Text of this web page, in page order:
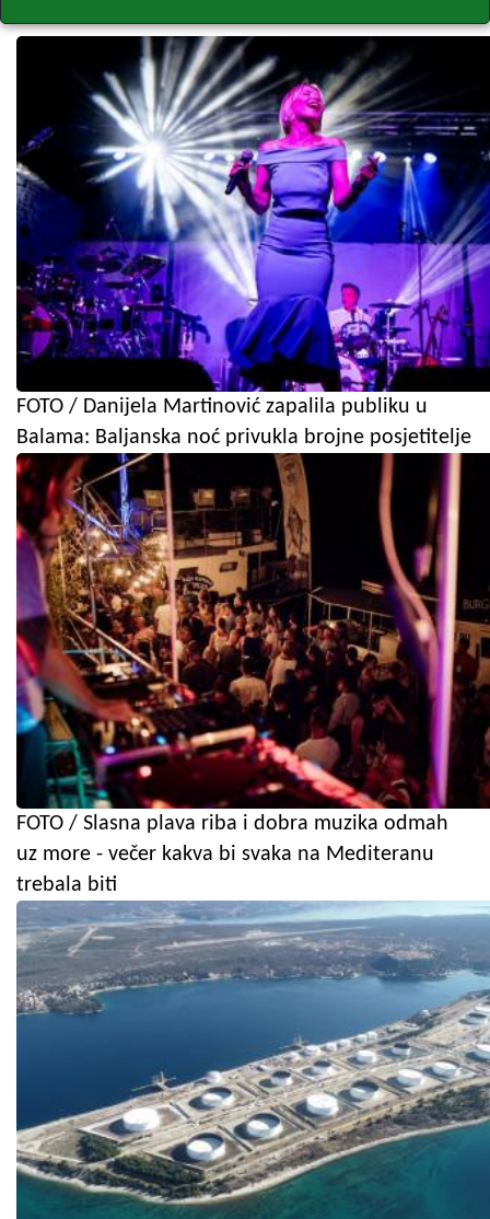
FOTO / Danijela Martinović zapalila publiku u
Balama: Baljanska noć privukla brojne posjetitelje
FOTO / Slasna plava riba i dobra muzika odmah
uz more - večer kakva bi svaka na Mediteranu
trebala biti